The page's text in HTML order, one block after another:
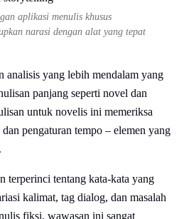
aplikasi menulis khusus
narasi dengan alat yang tepat
yang lebih mendalam yang
panjang seperti novel dan
untuk novelis ini memeriksa
pengaturan tempo – elemen yang
terperinci tentang kata-kata yang
kalimat, tag dialog, dan masalah
fiksi, wawasan ini sangat